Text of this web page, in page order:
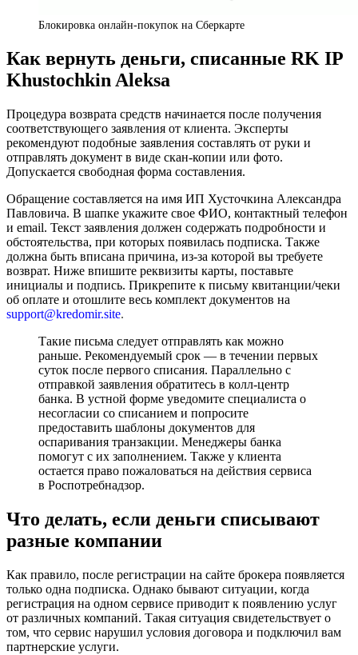
Блокировка онлайн-покупок на Сберкарте
Как вернуть деньги, списанные RK IP
Khustochkin Aleksa
Процедура возврата средств начинается после получения
соответствующего заявления от клиента. Эксперты
рекомендуют подобные заявления составлять от руки и
отправлять документ в виде скан-копии или фото.
Допускается свободная форма составления.
Обращение составляется на имя ИП Хусточкина Александра
Павловича. В шапке укажите свое ФИО, контактный телефон
и email. Текст заявления должен содержать подробности и
обстоятельства, при которых появилась подписка. Также
должна быть вписана причина, из-за которой вы требуете
возврат. Ниже впишите реквизиты карты, поставьте
инициалы и подпись. Прикрепите к письму квитанции/чеки
об оплате и отошлите весь комплект документов на
support@kredomir.site.
Такие письма следует отправлять как можно
раньше. Рекомендуемый срок — в течении первых
суток после первого списания. Параллельно с
отправкой заявления обратитесь в колл-центр
банка. В устной форме уведомите специалиста о
несогласии со списанием и попросите
предоставить шаблоны документов для
оспаривания транзакции. Менеджеры банка
помогут с их заполнением. Также у клиента
остается право пожаловаться на действия сервиса
в Роспотребнадзор.
Что делать, если деньги списывают
разные компании
Как правило, после регистрации на сайте брокера появляется
только одна подписка. Однако бывают ситуации, когда
регистрация на одном сервисе приводит к появлению услуг
от различных компаний. Такая ситуация свидетельствует о
том, что сервис нарушил условия договора и подключил вам
партнерские услуги.